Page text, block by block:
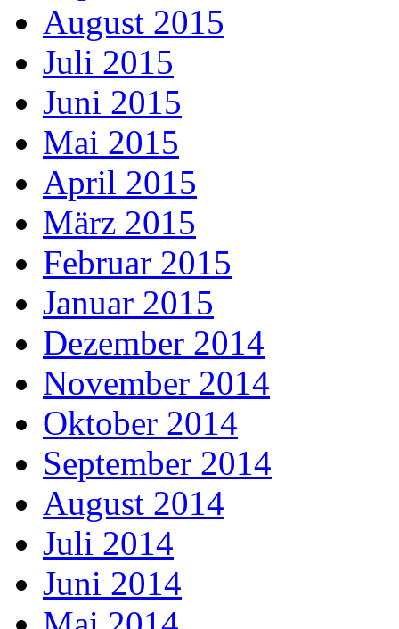
August 2015
Juli 2015
Juni 2015
Mai 2015
April 2015
März 2015
Februar 2015
Januar 2015
Dezember 2014
November 2014
Oktober 2014
September 2014
August 2014
Juli 2014
Juni 2014